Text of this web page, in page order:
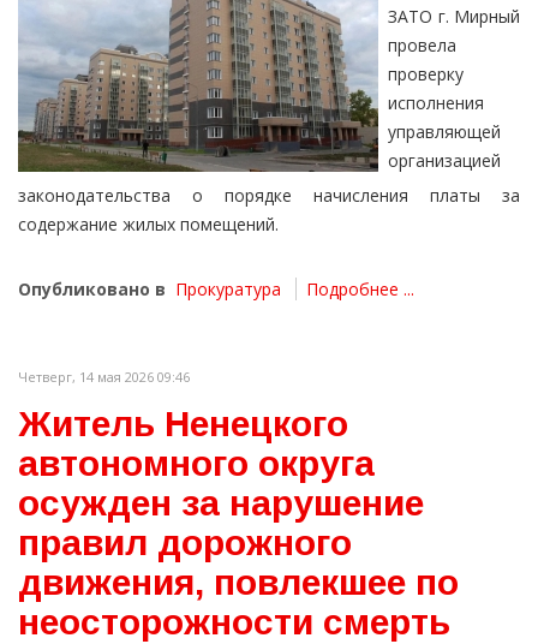
ЗАТО г. Мирный
провела
проверку
исполнения
управляющей
организацией
законодательства о порядке начисления платы за
содержание жилых помещений.
Опубликовано в Прокуратура Подробнее ...
Четверг, 14 мая 2026 09:46
Житель Ненецкого
автономного округа
осужден за нарушение
правил дорожного
движения, повлекшее по
неосторожности смерть